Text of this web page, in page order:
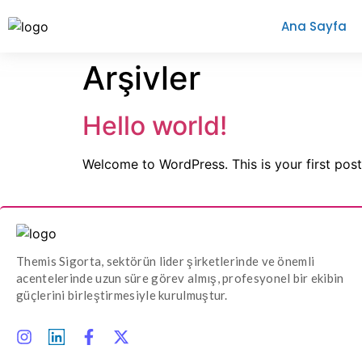
Ana Sayfa
Arşivler
Hello world!
Welcome to WordPress. This is your first
Themis Sigorta, sektörün lider şirketlerinde ve önemli
acentelerinde uzun süre görev almış, profesyonel bir ekibin
güçlerini birleştirmesiyle kurulmuştur.